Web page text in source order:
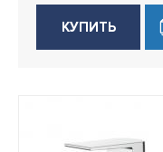
КУПИТЬ